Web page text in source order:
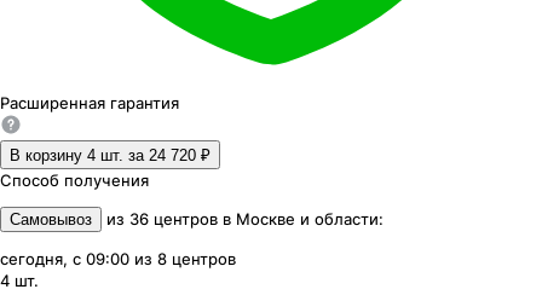
Расширенная гарантия
В корзину 4 шт. за 24 720 ₽
Способ получения
Самовывоз из 36 центров в Москве и области:
сегодня, с 09:00 из 8 центров
4 шт.